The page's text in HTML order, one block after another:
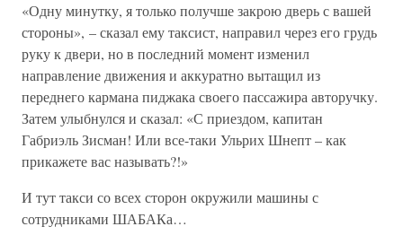
«Одну минутку, я только получше закрою дверь с вашей
стороны», – сказал ему таксист, направил через его грудь
руку к двери, но в последний момент изменил
направление движения и аккуратно вытащил из
переднего кармана пиджака своего пассажира авторучку.
Затем улыбнулся и сказал: «С приездом, капитан
Габриэль Зисман! Или все-таки Ульрих Шнепт – как
прикажете вас называть?!»
И тут такси со всех сторон окружили машины с
сотрудниками ШАБАКа…